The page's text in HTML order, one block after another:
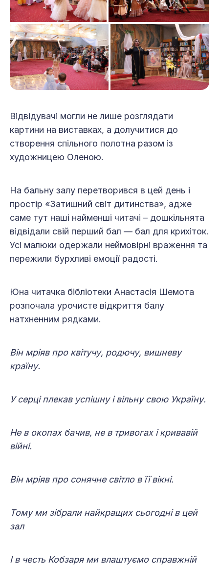
Відвідувачі могли не лише розглядати
картини на виставках, а долучитися до
створення спільного полотна разом із
художницею Оленою.
На бальну залу перетворився в цей день і
простір «Затишний світ дитинства», адже
саме тут наші найменші читачі – дошкільнята
відвідали свій перший бал — бал для крихіток.
Усі малюки одержали неймовірні враження та
пережили бурхливі емоції радості.
Юна читачка бібліотеки Анастасія Шемота
розпочала урочисте відкриття балу
натхненним рядками.
Він мріяв про квітучу, родючу, вишневу
країну.
У серці плекав успішну і вільну свою Україну.
Не в окопах бачив, не в тривогах і кривавій
війні.
Він мріяв про сонячне світло в її вікні.
Тому ми зібрали найкращих сьогодні в цей
зал
І в честь Кобзаря ми влаштуємо справжній